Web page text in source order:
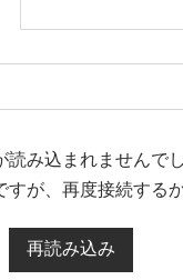
「マルタ不動
読み込まれませんでし
が、再度接続する
再読み込み